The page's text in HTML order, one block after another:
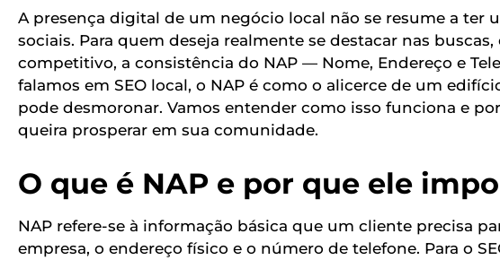
A presença digital de um negócio local não se resume a ter
sociais. Para quem deseja realmente se destacar nas
competitivo, a consistência do NAP — Nome, Endereço e
falamos em SEO local, o NAP é como o alicerce de um
pode desmoronar. Vamos entender como isso funciona e
queira prosperar em sua comunidade.
O que é NAP e por que ele
NAP refere-se à informação básica que um cliente precisa
empresa, o endereço físico e o número de telefone. Para o